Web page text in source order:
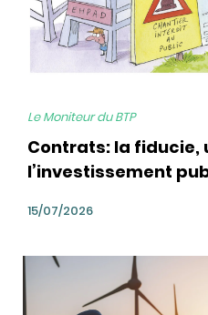
Le Moniteur du BTP
Contrats: la fiducie,
l’investissement
15/07/2026
bg